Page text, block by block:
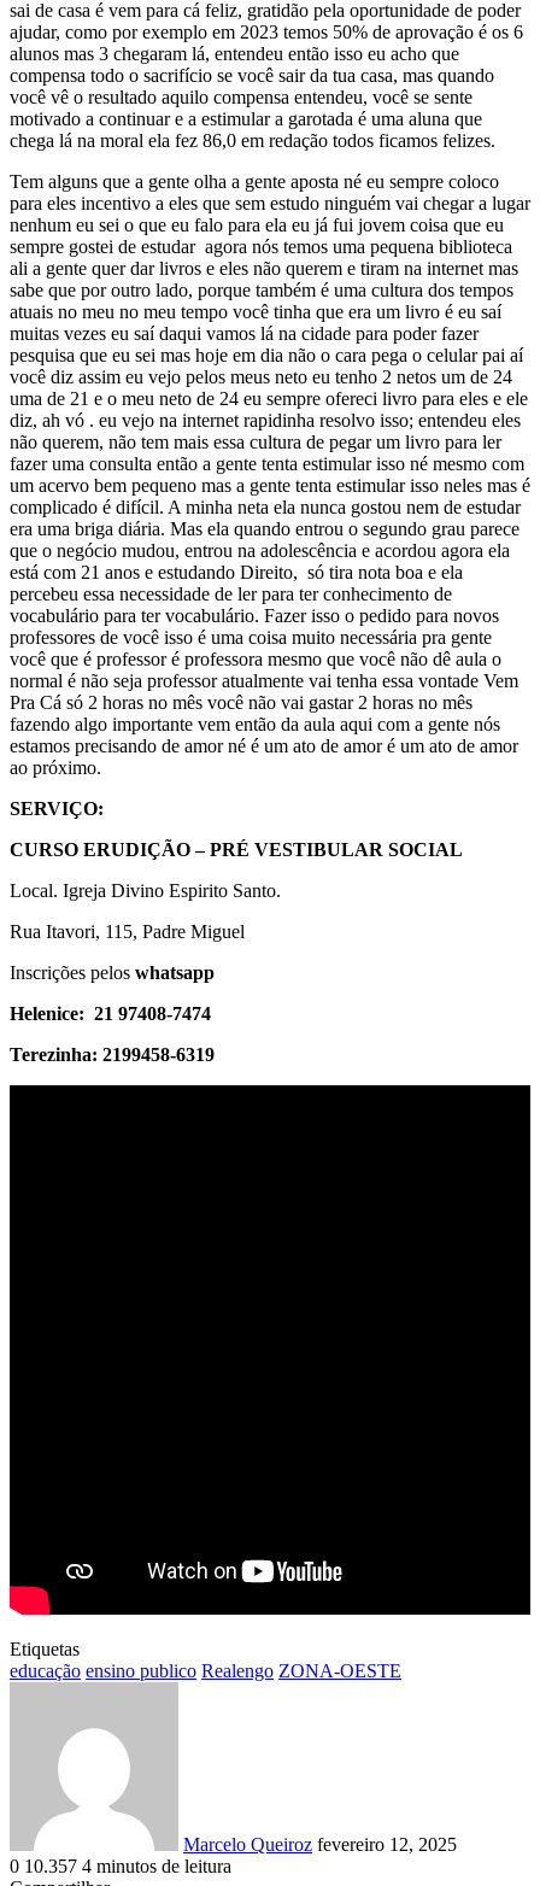
sai de casa é vem para cá feliz, gratidão pela oportunidade de poder
ajudar, como por exemplo em 2023 temos 50% de aprovação é os 6
alunos mas 3 chegaram lá, entendeu então isso eu acho que
compensa todo o sacrifício se você sair da tua casa, mas quando
você vê o resultado aquilo compensa entendeu, você se sente
motivado a continuar e a estimular a garotada é uma aluna que
chega lá na moral ela fez 86,0 em redação todos ficamos felizes.
Tem alguns que a gente olha a gente aposta né eu sempre coloco
para eles incentivo a eles que sem estudo ninguém vai chegar a lugar
nenhum eu sei o que eu falo para ela eu já fui jovem coisa que eu
sempre gostei de estudar agora nós temos uma pequena biblioteca
ali a gente quer dar livros e eles não querem e tiram na internet mas
sabe que por outro lado, porque também é uma cultura dos tempos
atuais no meu no meu tempo você tinha que era um livro é eu saí
muitas vezes eu saí daqui vamos lá na cidade para poder fazer
pesquisa que eu sei mas hoje em dia não o cara pega o celular pai aí
você diz assim eu vejo pelos meus neto eu tenho 2 netos um de 24
uma de 21 e o meu neto de 24 eu sempre ofereci livro para eles e ele
diz, ah vó . eu vejo na internet rapidinha resolvo isso; entendeu eles
não querem, não tem mais essa cultura de pegar um livro para ler
fazer uma consulta então a gente tenta estimular isso né mesmo com
um acervo bem pequeno mas a gente tenta estimular isso neles mas é
complicado é difícil. A minha neta ela nunca gostou nem de estudar
era uma briga diária. Mas ela quando entrou o segundo grau parece
que o negócio mudou, entrou na adolescência e acordou agora ela
está com 21 anos e estudando Direito, só tira nota boa e ela
percebeu essa necessidade de ler para ter conhecimento de
vocabulário para ter vocabulário. Fazer isso o pedido para novos
professores de você isso é uma coisa muito necessária pra gente
você que é professor é professora mesmo que você não dê aula o
normal é não seja professor atualmente vai tenha essa vontade Vem
Pra Cá só 2 horas no mês você não vai gastar 2 horas no mês
fazendo algo importante vem então da aula aqui com a gente nós
estamos precisando de amor né é um ato de amor é um ato de amor
ao próximo.
SERVIÇO:
CURSO ERUDIÇÃO – PRÉ VESTIBULAR SOCIAL
Local. Igreja Divino Espirito Santo.
Rua Itavori, 115, Padre Miguel
Inscrições pelos whatsapp
Helenice: 21 97408-7474
Terezinha: 2199458-6319
Etiquetas
educação ensino publico Realengo ZONA-OESTE
Marcelo Queiroz fevereiro 12, 2025
0 10.357 4 minutos de leitura